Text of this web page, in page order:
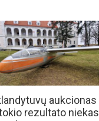
aukcionas
rezultato niekas